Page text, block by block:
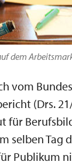
dem
vom
(Drs.
für
selben Tag
Publikum